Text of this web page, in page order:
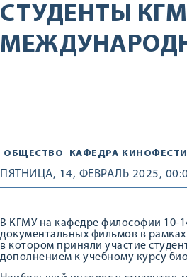
СТУДЕНТЫ
ОБЩЕСТВО КАФЕДРА
ПЯТНИЦА, 14, ФЕВРАЛЬ 2025,
В КГМУ на кафедре философии 10-
документальных фильмов в
в котором приняли участие
дополнением к учебному курсу